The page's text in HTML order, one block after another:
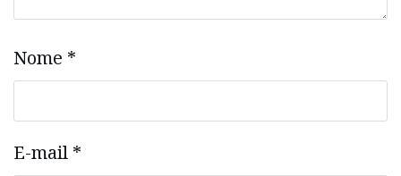
Nome *
E-mail *